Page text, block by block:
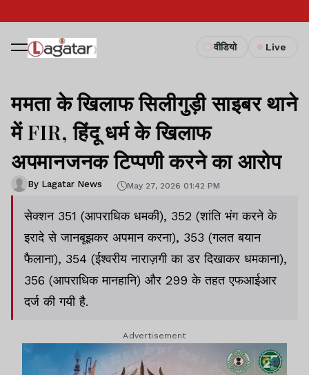
वीडियो Live
ममता के खिलाफ सिलीगुड़ी साइबर थाने
में FIR, हिंदू धर्म के खिलाफ
अपमानजनक टिप्पणी करने का आरोप
By Lagatar News May 27, 2026 01:42 PM
सेक्शन 351 (आपराधिक धमकी), 352 (शांति भंग करने के
इरादे से जानबूझकर अपमान करना), 353 (गलत बयान
फैलाना), 354 (ईश्वरीय नाराज़गी का डर दिखाकर धमकाना),
356 (आपराधिक मानहानि) और 299 के तहत एफआईआर
दर्ज की गयी है.
Advertisement